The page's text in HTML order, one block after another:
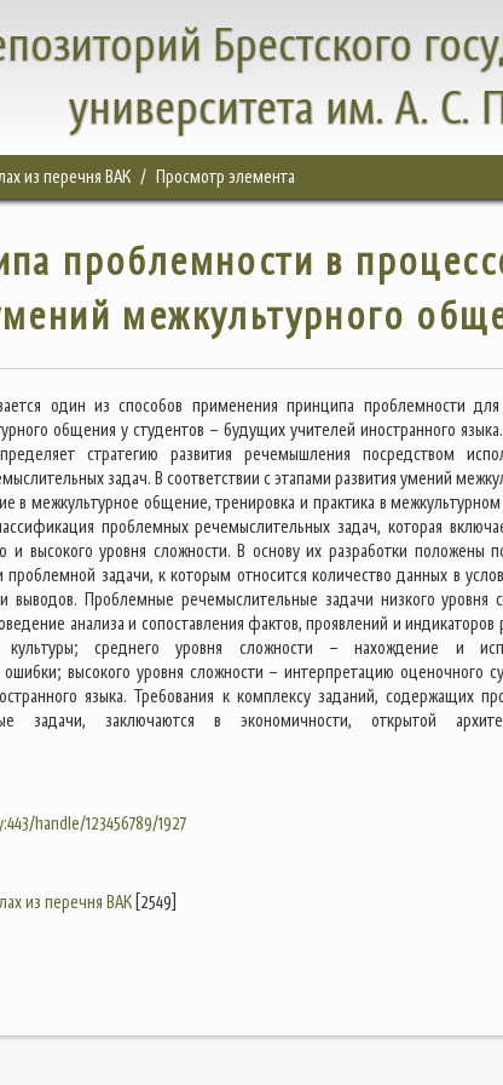
Брестского
университета им. А. С.
из перечня ВАК Просмотр элемента
проблемности в
межкультурного
один из способов применения принципа проблемности для
общения у студентов – будущих учителей иностранного
стратегию развития речемышления посредством
задач. В соответствии с этапами развития умений
в межкультурное общение, тренировка и практика в
проблемных речемыслительных задач, которая
и высокого уровня сложности. В основу их разработки положены
проблемной задачи, к которым относится количество данных в
выводов. Проблемные речемыслительные задачи низкого уровня
анализа и сопоставления фактов, проявлений и
среднего уровня сложности – нахождение и
ошибки; высокого уровня сложности – интерпретацию оценочного
языка. Требования к комплексу заданий, содержащих
задачи, заключаются в экономичности, открытой
handle/123456789/1927
из перечня ВАК[2549]